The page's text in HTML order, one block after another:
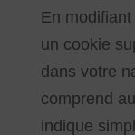
En
un cookie
dans votre
comprend
indique